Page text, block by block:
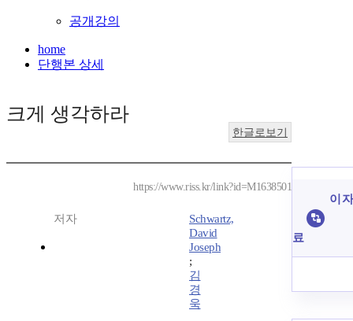
공개강의
home
단행본 상세
크게 생각하라
한글로보기
https://www.riss.kr/link?id=M1638501
저자
Schwartz,
David
Joseph
;
김
경
욱
이
료